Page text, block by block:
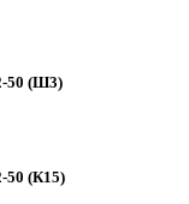
50 (Ш3)
50 (К15)